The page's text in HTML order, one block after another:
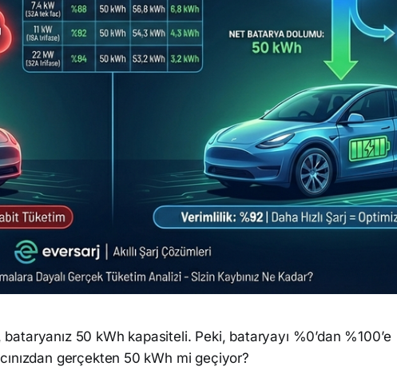
bataryanız 50 kWh kapasiteli. Peki, bataryayı %0’dan %100’e
gerçekten 50 kWh mi geçiyor?